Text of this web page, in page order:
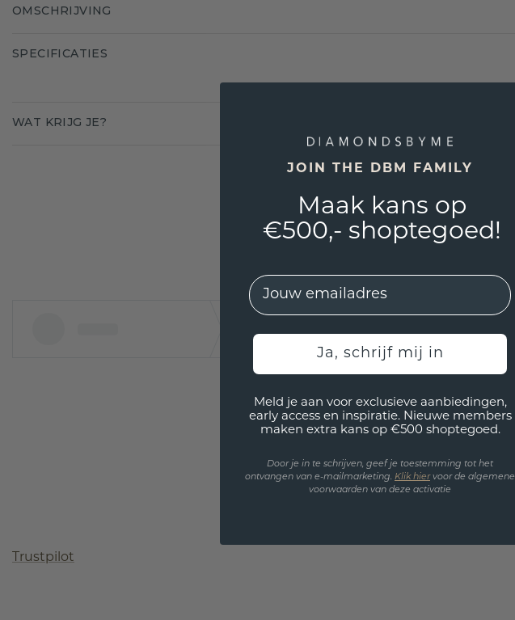
OMSCHRIJVING
SPECIFICATIES
WAT KRIJG JE?
Trustpilot
JOIN THE DBM FAMILY
Maak kans op
€500,- shoptegoed!
EMail
Ja, schrijf mij in
Meld je aan voor exclusieve aanbiedingen,
early access en inspiratie. Nieuwe members
maken extra kans op €500 shoptegoed.
Door je in te schrijven, geef je toestemming tot het
ontvangen van e-mailmarketing. Klik hiervoor de algemene
voorwaarden van deze activatie